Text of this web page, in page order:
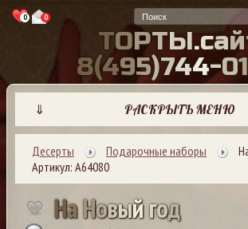
0 0
ТОРТЫ.сай
8(495)744-01
⇓ РАСКРЫТЬ МЕНЮ
Десерты Подарочные наборы
Артикул: А64080
НаНовыйгод